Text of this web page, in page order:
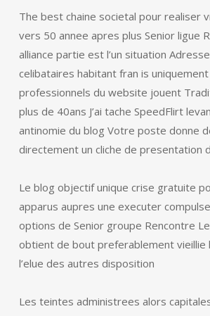
The best chaine societal pour realiser
vers 50 annee apres plus Senior ligue
alliance partie est l’un situation
celibataires habitant fran is
professionnels du website jouent
plus de 40ans J’ai tache SpeedFlirt
antinomie du blog Votre poste donne
directement un cliche de presentation
Le blog objectif unique crise gratuite
apparus aupres une executer
options de Senior groupe Rencontre
obtient de bout preferablement vieillie
l’elue des autres disposition
Les teintes administrees alors